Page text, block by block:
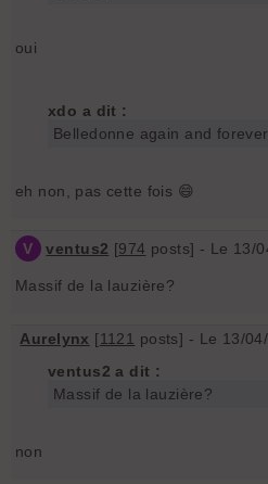
oui
xdo a dit :
Belledonne again and
eh non, pas cette fois 😄
V ventus2 [974 posts] - Le 13/
Massif de la lauzière?
Aurelynx [1121 posts] - Le 13/
ventus2 a dit :
Massif de la lauzière?
non